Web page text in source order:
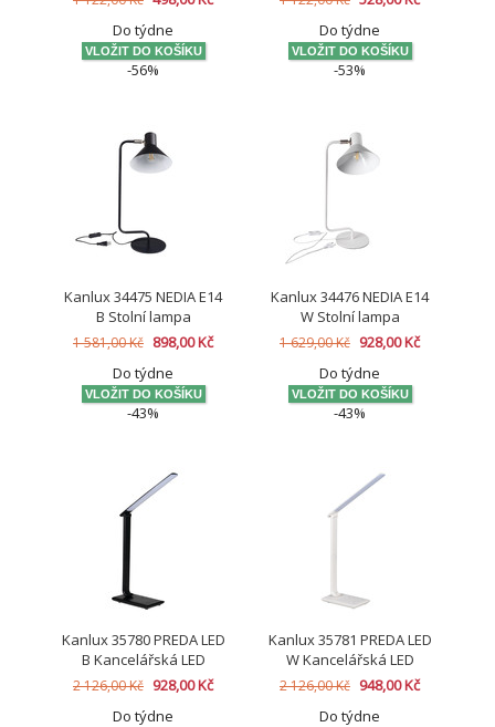
Do týdne
-56%
Do týdne
-53%
Kanlux 34475 NEDIA E14
B Stolní lampa
1 581,00 Kč 898,00 Kč
Do týdne
-43%
Kanlux 34476 NEDIA E14
W Stolní lampa
1 629,00 Kč 928,00 Kč
Do týdne
-43%
Kanlux 35780 PREDA LED
B Kancelářská LED
lampička
2 126,00 Kč 928,00 Kč
Do týdne
Kanlux 35781 PREDA LED
W Kancelářská LED
lampička
2 126,00 Kč 948,00 Kč
Do týdne